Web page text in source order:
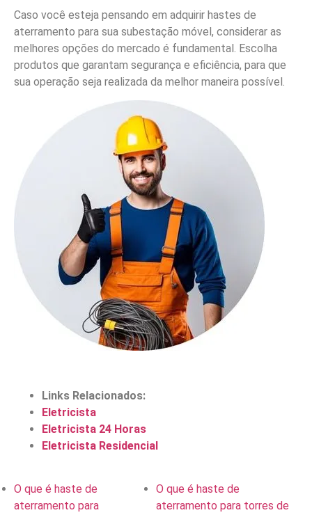
Caso você esteja pensando em adquirir hastes de
aterramento para sua subestação móvel, considerar as
melhores opções do mercado é fundamental. Escolha
produtos que garantam segurança e eficiência, para que
sua operação seja realizada da melhor maneira possível.
Links Relacionados:
Eletricista
Eletricista 24 Horas
Eletricista Residencial
O que é haste de
aterramento para
O que é haste de
aterramento para torres de